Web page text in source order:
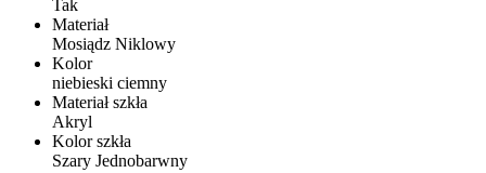
Tak
Materiał
Mosiądz Niklowy
Kolor
niebieski ciemny
Materiał szkła
Akryl
Kolor szkła
Szary Jednobarwny